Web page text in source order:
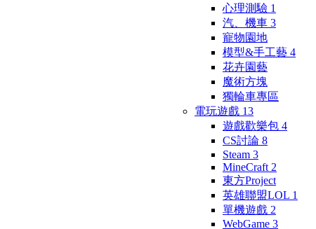
心理測驗 1
汽、機車 3
寵物園地
模型&手工藝 4
花卉園藝
魔術方塊
獨輪車專區
電玩遊戲 13
遊戲歡樂包 4
CS討論 8
Steam 3
MineCraft 2
東方Project
英雄聯盟LOL 1
單機遊戲 2
WebGame 3